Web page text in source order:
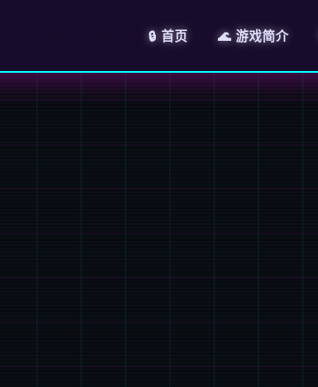
🔒 首页 🌊 游戏简介